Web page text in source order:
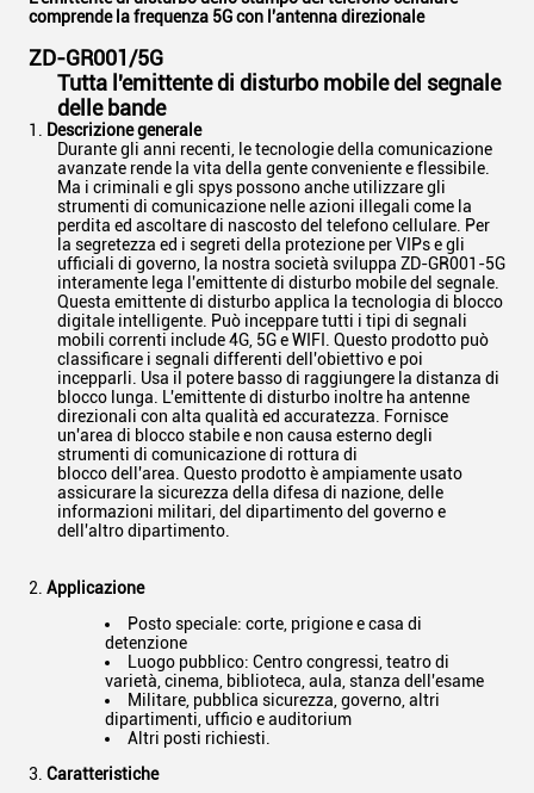
comprende la frequenza 5G con l'antenna direzionale
ZD-GR001/5G
Tutta l'emittente di disturbo mobile del segnale
delle bande
Descrizione generale
Durante gli anni recenti, le tecnologie della comunicazione
avanzate rende la vita della gente conveniente e flessibile.
Ma i criminali e gli spys possono anche utilizzare gli
strumenti di comunicazione nelle azioni illegali come la
perdita ed ascoltare di nascosto del telefono cellulare. Per
la segretezza ed i segreti della protezione per VIPs e gli
ufficiali di governo, la nostra società sviluppa ZD-GR001-5G
interamente lega l'emittente di disturbo mobile del segnale.
Questa emittente di disturbo applica la tecnologia di blocco
digitale intelligente. Può inceppare tutti i tipi di segnali
mobili correnti include 4G, 5G e WIFI. Questo prodotto può
classificare i segnali differenti dell'obiettivo e poi
incepparli. Usa il potere basso di raggiungere la distanza di
blocco lunga. L'emittente di disturbo inoltre ha antenne
direzionali con alta qualità ed accuratezza. Fornisce
un'area di blocco stabile e non causa esterno degli
strumenti di comunicazione di rottura di
blocco dell'area. Questo prodotto è ampiamente usato
assicurare la sicurezza della difesa di nazione, delle
informazioni militari, del dipartimento del governo e
dell'altro dipartimento.
2. Applicazione
Posto speciale: corte, prigione e casa di
detenzione
Luogo pubblico: Centro congressi, teatro di
varietà, cinema, biblioteca, aula, stanza dell'esame
Militare, pubblica sicurezza, governo, altri
dipartimenti, ufficio e auditorium
Altri posti richiesti.
Caratteristiche